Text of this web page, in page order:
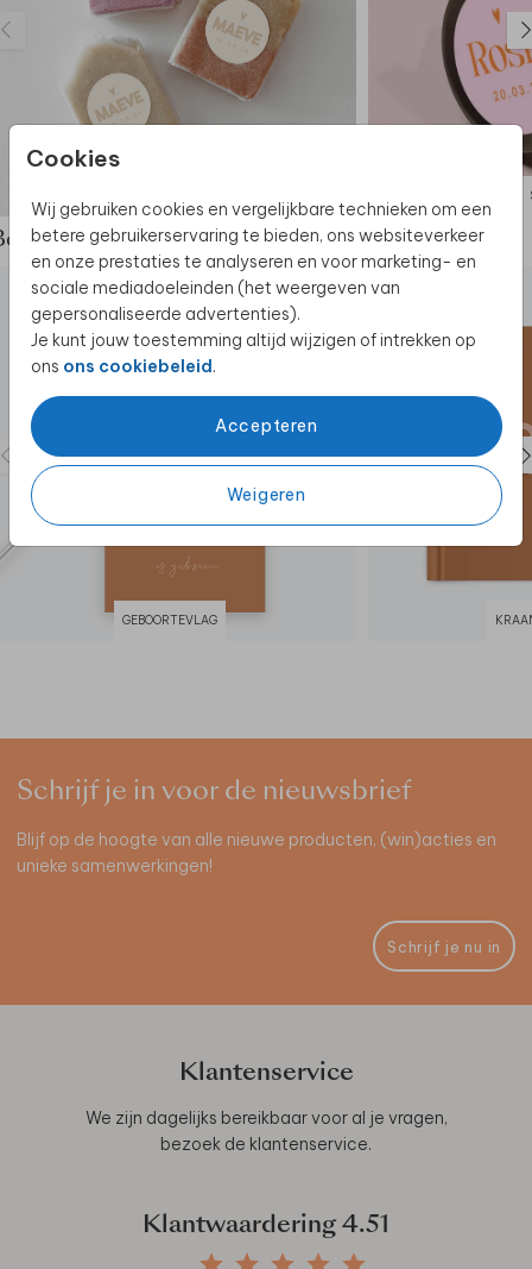
Cookies
Wij gebruiken cookies en vergelijkbare technieken om een
betere gebruikerservaring te bieden, ons websiteverkeer
en onze prestaties te analyseren en voor marketing- en
sociale mediadoeleinden (het weergeven van
gepersonaliseerde advertenties).
Je kunt jouw toestemming altijd wijzigen of intrekken op
ons ons cookiebeleid.
Accepteren
Weigeren
de complete set
GEBOORTEVLAG
Schrijf je in voor de nieuwsbrief
Blijf op de hoogte van alle nieuwe producten, (win)acties en
unieke samenwerkingen!
Schrijf je nu in
Klantenservice
We zijn dagelijks bereikbaar voor al je vragen,
bezoek de klantenservice.
Klantwaardering 4.51